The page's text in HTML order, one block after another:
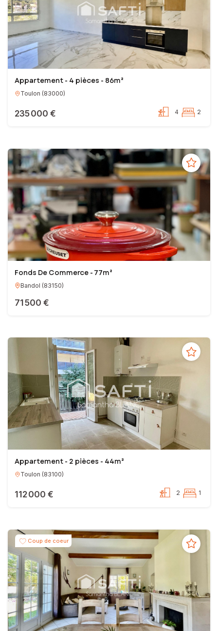
Appartement - 4 pièces - 86m²
Toulon (83000)
235 000 € 4 2
Fonds De Commerce - 77m²
Bandol (83150)
71 500 €
Appartement - 2 pièces - 44m²
Toulon (83100)
112 000 € 2 1
Coup de coeur